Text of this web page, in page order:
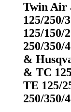
Twin Air
125/250/
125/150/
250/350/
&
& TC
TE 125/
250/350/